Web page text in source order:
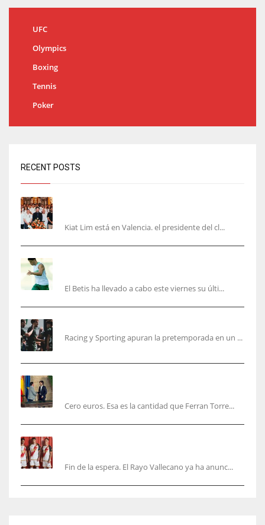
UFC
Olympics
Boxing
Tennis
Poker
RECENT POSTS
Kiat Lim está en Valencia. el presidente del cl...
El Betis ha llevado a cabo este viernes su últi...
Racing y Sporting apuran la pretemporada en un ...
Cero euros. Esa es la cantidad que Ferran Torre...
Fin de la espera. El Rayo Vallecano ya ha anunc...